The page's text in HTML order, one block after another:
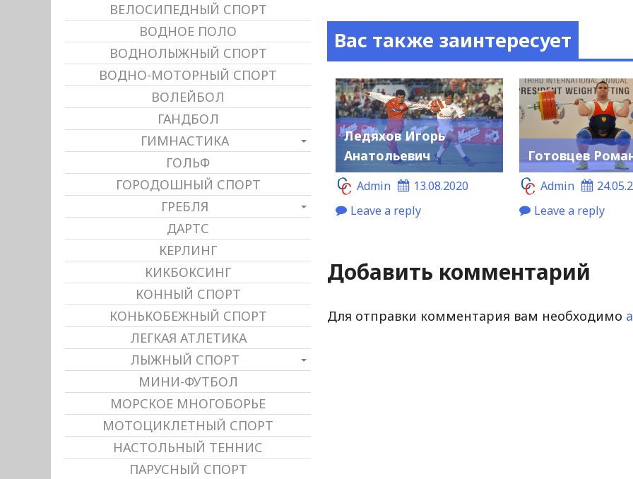
Вас также заинтересует
Ледяхов Игорь
Анатольевич
Admin
13.08.2020
Leave a reply
Готовцев
Admin
Leave a reply
Добавить комментарий
Для отправки комментария вам необходимо
ВЕЛОСИПЕДНЫЙ СПОРТ
ВОДНОЕ ПОЛО
ВОДНОЛЫЖНЫЙ СПОРТ
ВОДНО-МОТОРНЫЙ СПОРТ
ВОЛЕЙБОЛ
ГАНДБОЛ
ГИМНАСТИКА
ГОЛЬФ
ГОРОДОШНЫЙ СПОРТ
ГРЕБЛЯ
ДАРТС
КЕРЛИНГ
КИКБОКСИНГ
КОННЫЙ СПОРТ
КОНЬКОБЕЖНЫЙ СПОРТ
ЛЕГКАЯ АТЛЕТИКА
ЛЫЖНЫЙ СПОРТ
МИНИ-ФУТБОЛ
МОРСКОЕ МНОГОБОРЬЕ
МОТОЦИКЛЕТНЫЙ СПОРТ
НАСТОЛЬНЫЙ ТЕННИС
ПАРУСНЫЙ СПОРТ